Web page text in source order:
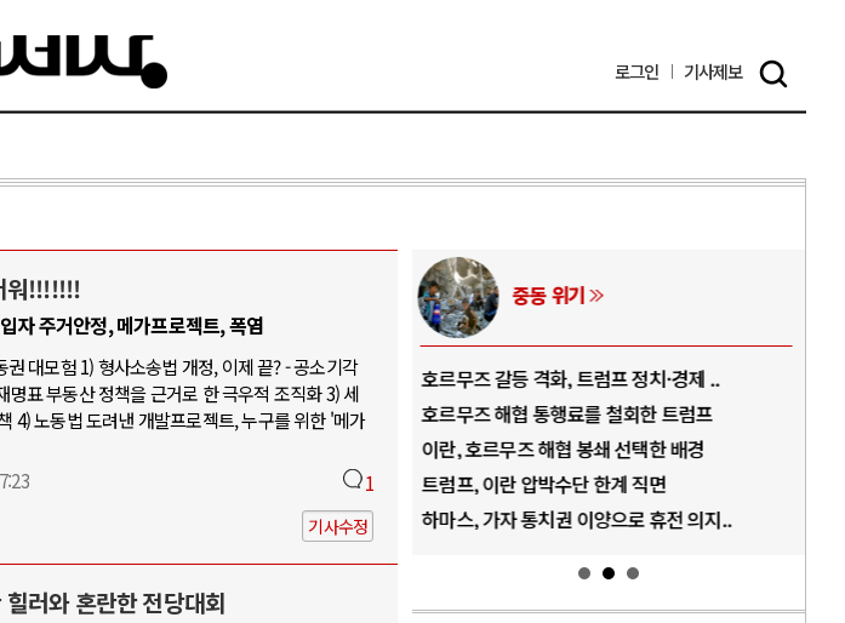
로그인 기사제보
워!!!!!!!
자 주거안정, 메가프로젝트, 폭염
대모험 1) 형사소송법 개정, 이제 끝? - 공소기각
명표 부동산 정책을 근거로 한 극우적 조직화 3) 세
4) 노동법 도려낸 개발프로젝트, 누구를 위한 '메가
1
기사수정
러와 혼란한 전당대회
호르무즈 갈등 격화, 트럼프 정치·경제 ..
호르무즈 해협 통행료를 철회한 트럼프
하마스, 가자 통치권 이양으로 휴전 의지..
AI와 인간
중국 AI, 저가 공세로 글로벌 토큰 시..
AI 국부펀드 구상 놓고 미국 진보진영 ..
AI 데이터센터 반대 투쟁은 새로운 글로..
AI의 숨은 환경 비용: 데이터센터 확산..
AI는 어떻게 미국 민주주의를 잠식하고 ..